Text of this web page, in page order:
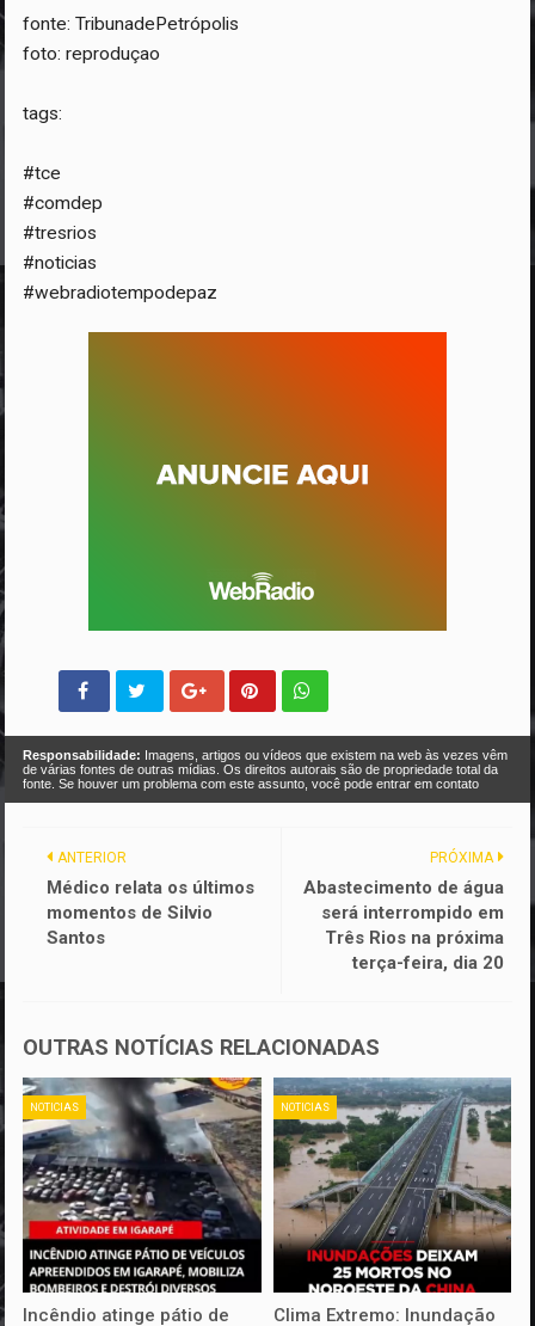
fonte: TribunadePetrópolis
foto: reproduçao
tags:
#tce
#comdep
#tresrios
#noticias
#webradiotempodepaz
Responsabilidade: Imagens, artigos ou vídeos que existem na web às vezes vêm
de várias fontes de outras mídias. Os direitos autorais são de propriedade total da
fonte. Se houver um problema com este assunto, você pode entrar em contato
PRÓXIMA
Abastecimento de água
será interrompido em
Três Rios na próxima
terça-feira, dia 20
ANTERIOR
Médico relata os últimos
momentos de Silvio
Santos
OUTRAS NOTÍCIAS RELACIONADAS
NOTICIAS
Incêndio atinge pátio de
NOTICIAS
Clima Extremo: Inundação